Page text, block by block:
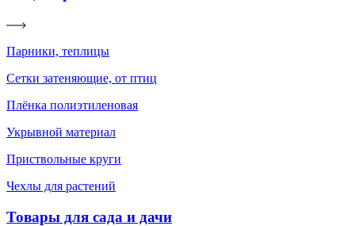
Парники, теплицы
Сетки затеняющие, от птиц
Плёнка полиэтиленовая
Укрывной материал
Приствольные круги
Чехлы для растений
Товары для сада и дачи